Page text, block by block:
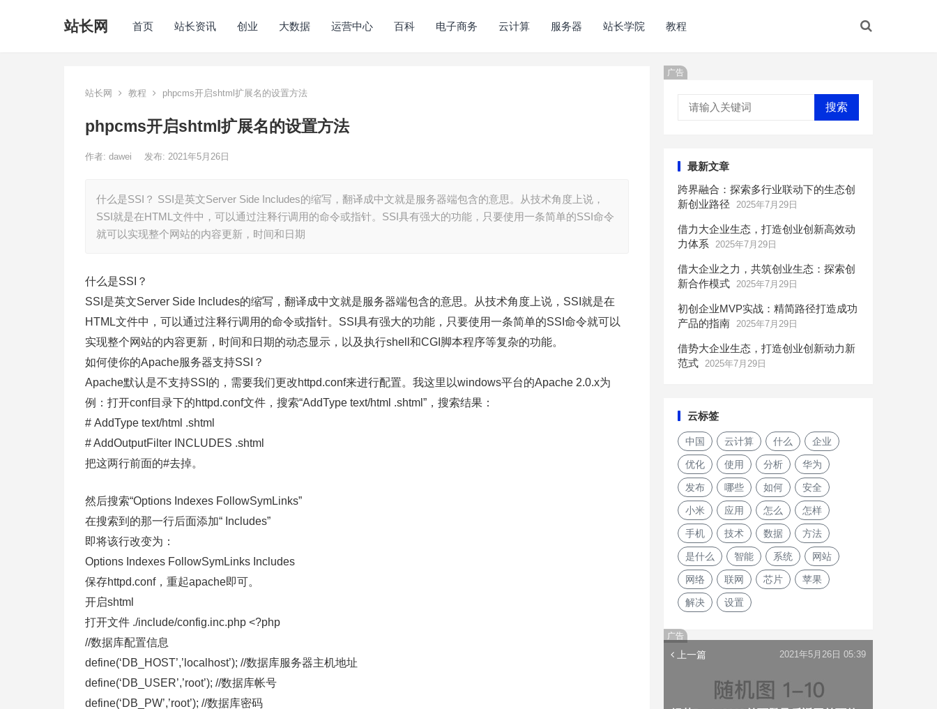
站长网 首页 站长资讯 创业 大数据 运营中心 百科 电子商务 云计算 服务器 站长学院 教程
站长网 教程 phpcms开启shtml扩展名的设置方法
phpcms开启shtml扩展名的设置方法
作者: dawei 发布: 2021年5月26日
什么是SSI？ SSI是英文Server Side Includes的缩写，翻译成中文就是服务器端包含的意思。从技术角度上说，
SSI就是在HTML文件中，可以通过注释行调用的命令或指针。SSI具有强大的功能，只要使用一条简单的SSI命令
就可以实现整个网站的内容更新，时间和日期
什么是SSI？
SSI是英文Server Side Includes的缩写，翻译成中文就是服务器端包含的意思。从技术角度上说，SSI就是在
HTML文件中，可以通过注释行调用的命令或指针。SSI具有强大的功能，只要使用一条简单的SSI命令就可以
实现整个网站的内容更新，时间和日期的动态显示，以及执行shell和CGI脚本程序等复杂的功能。
如何使你的Apache服务器支持SSI？
Apache默认是不支持SSI的，需要我们更改httpd.conf来进行配置。我这里以windows平台的Apache 2.0.x为
例：打开conf目录下的httpd.conf文件，搜索“AddType text/html .shtml”，搜索结果：
# AddType text/html .shtml
# AddOutputFilter INCLUDES .shtml
把这两行前面的#去掉。
然后搜索“Options Indexes FollowSymLinks”
在搜索到的那一行后面添加“ Includes”
即将该行改变为：
Options Indexes FollowSymLinks Includes
保存httpd.conf，重起apache即可。
开启shtml
打开文件 ./include/config.inc.php <?php
//数据库配置信息
define(‘DB_HOST’,’localhost’); //数据库服务器主机地址
define(‘DB_USER’,’root’); //数据库帐号
define(‘DB_PW’,’root’); //数据库密码
广告
搜索
最新文章
跨界融合：探索多行业联动下的生态创
新创业路径
2025年7月29日
借力大企业生态，打造创业创新高效动
力体系
2025年7月29日
借大企业之力，共筑创业生态：探索创
新合作模式 2025年7月29日
初创企业MVP实战：精简路径打造成功
产品的指南 2025年7月29日
借势大企业生态，打造创业创新动力新
范式 2025年7月29日
云标签
中国 云计算 什么 企业
优化 使用 分析 华为
发布 哪些 如何 安全
小米 应用 怎么 怎样
手机 技术 数据 方法
是什么 智能 系统 网站
网络 联网 芯片 苹果
解决 设置
广告
上一篇 2021年5月26日 05:39